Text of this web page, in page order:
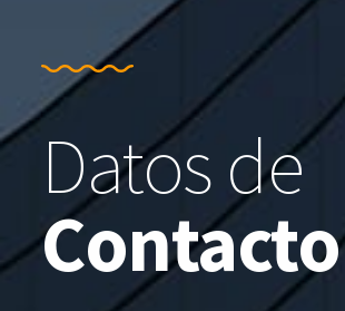
Datos de
Contacto